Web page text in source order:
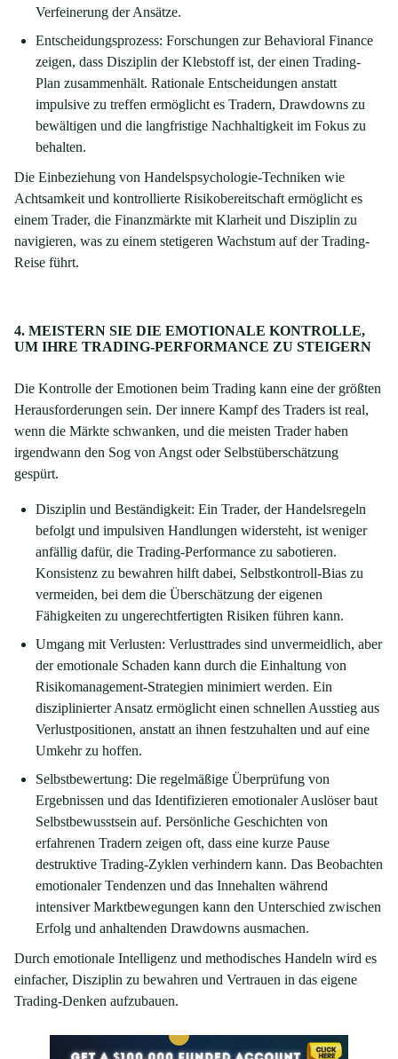
Verfeinerung der Ansätze.
Entscheidungsprozess: Forschungen zur Behavioral Finance
zeigen, dass Disziplin der Klebstoff ist, der einen Trading-
Plan zusammenhält. Rationale Entscheidungen anstatt
impulsive zu treffen ermöglicht es Tradern, Drawdowns zu
bewältigen und die langfristige Nachhaltigkeit im Fokus zu
behalten.
Die Einbeziehung von Handelspsychologie-Techniken wie
Achtsamkeit und kontrollierte Risikobereitschaft ermöglicht es
einem Trader, die Finanzmärkte mit Klarheit und Disziplin zu
navigieren, was zu einem stetigeren Wachstum auf der Trading-
Reise führt.
4. MEISTERN SIE DIE EMOTIONALE KONTROLLE,
UM IHRE TRADING-PERFORMANCE ZU STEIGERN
Die Kontrolle der Emotionen beim Trading kann eine der größten
Herausforderungen sein. Der innere Kampf des Traders ist real,
wenn die Märkte schwanken, und die meisten Trader haben
irgendwann den Sog von Angst oder Selbstüberschätzung
gespürt.
Disziplin und Beständigkeit: Ein Trader, der Handelsregeln
befolgt und impulsiven Handlungen widersteht, ist weniger
anfällig dafür, die Trading-Performance zu sabotieren.
Konsistenz zu bewahren hilft dabei, Selbstkontroll-Bias zu
vermeiden, bei dem die Überschätzung der eigenen
Fähigkeiten zu ungerechtfertigten Risiken führen kann.
Umgang mit Verlusten: Verlusttrades sind unvermeidlich, aber
der emotionale Schaden kann durch die Einhaltung von
Risikomanagement-Strategien minimiert werden. Ein
disziplinierter Ansatz ermöglicht einen schnellen Ausstieg aus
Verlustpositionen, anstatt an ihnen festzuhalten und auf eine
Umkehr zu hoffen.
Selbstbewertung: Die regelmäßige Überprüfung von
Ergebnissen und das Identifizieren emotionaler Auslöser baut
Selbstbewusstsein auf. Persönliche Geschichten von
erfahrenen Tradern zeigen oft, dass eine kurze Pause
destruktive Trading-Zyklen verhindern kann. Das Beobachten
emotionaler Tendenzen und das Innehalten während
intensiver Marktbewegungen kann den Unterschied zwischen
Erfolg und anhaltenden Drawdowns ausmachen.
Durch emotionale Intelligenz und methodisches Handeln wird es
einfacher, Disziplin zu bewahren und Vertrauen in das eigene
Trading-Denken aufzubauen.